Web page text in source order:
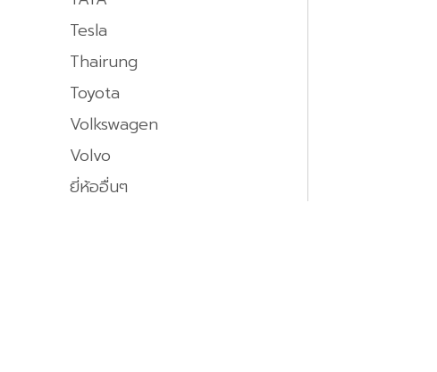
Tesla
Thairung
Toyota
Volkswagen
Volvo
ยี่ห้ออื่นๆ